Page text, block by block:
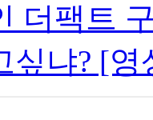
더팩트
싶냐? [